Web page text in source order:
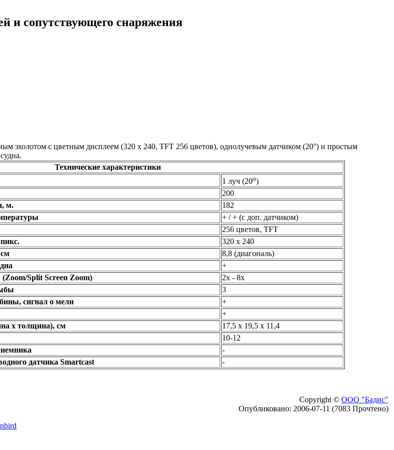
и сопутствующего снаряжения
эхолотом с цветным дисплеем (320 x 240, TFT 256 цветов), однолучевым датчиком (20°) и простым
Технические характеристики
1 луч (20о)
200
м.
182
+ / + (с доп. датчиком)
256 цветов, TFT
320 x 240
8,8 (диагональ)
+
Split Screen Zoom)
2x - 8x
3
сигнал о мели
+
+
х толщина), см
17,5 х 19,5 х 11,4
10-12
-
датчика Smartcast
-
Copyright © ООО "Бадис"
Опубликовано: 2006-07-11 (7083 Прочтено)